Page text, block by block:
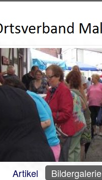
Artikel Bildergalerie